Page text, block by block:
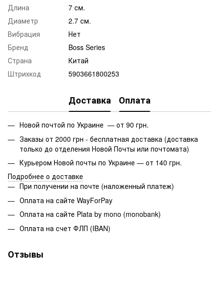
Длина
7 см.
Диаметр
2.7 см.
Вибрация
Нет
Бренд
Boss Series
Страна
Китай
Штрихкод
5903661800253
Доставка Оплата
Новой почтой по Украине — от 90 грн.
Заказы от 2000 грн - бесплатная доставка (доставка
только до отделения Новой Почты или почтомата)
Курьером Новой почты по Украине — от 140 грн.
Подробнее о доставке
При получении на почте (наложенный платеж)
Оплата на сайте WayForPay
Оплата на сайте Plata by mono (monobank)
Оплата на счет ФЛП (IBAN)
Отзывы